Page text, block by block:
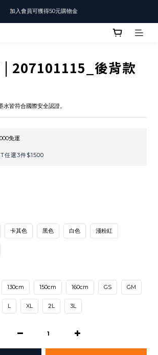
T-SHIRT任選3件$1500
加入會員可獲得50元購物金
| 207101115_後背款
皆符合國際安全認證。
免運
任選3件$1500
卡其色 黑色 白色 淺粉紅
130cm 150cm 160cm GS GM
L XL 2L 3L